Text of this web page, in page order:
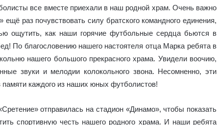
все вместе приехали в наш родной храм. Очень важно
раз почувствовать силу братского командного единения,
ощутить, как наши горячие футбольные сердца бьются в
По благословению нашего настоятеля отца Марка ребята в
нашего большого прекрасного храма. Увидели воочию,
звуки и мелодии колокольного звона. Несомненно, эти
памяти каждого из наших юных футболистов!
отправилась на стадион «Динамо», чтобы показать
спортивную честь нашего родного храма. И наши ребята